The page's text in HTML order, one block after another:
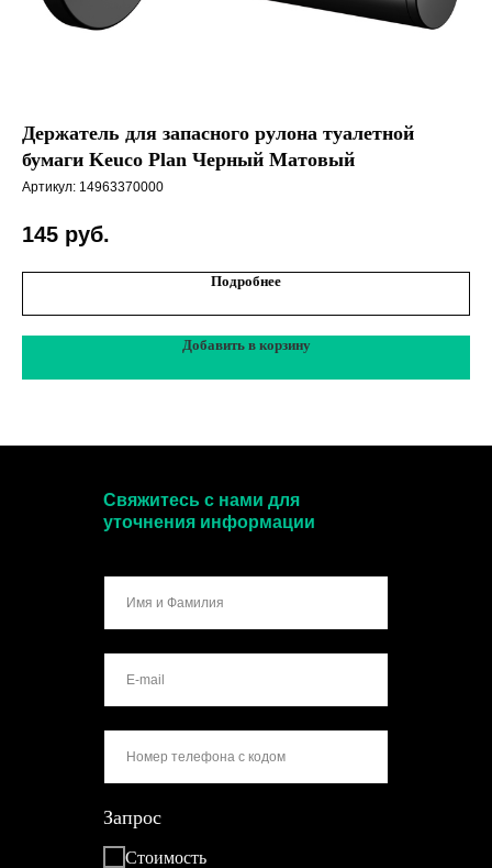
Держатель для запасного рулона туалетной
бумаги Keuco Plan Черный Матовый
Артикул: 14963370000
145 руб.
Подробнее
Добавить в корзину
Запрос
Стоимость
Свяжитесь с нами для
уточнения информации